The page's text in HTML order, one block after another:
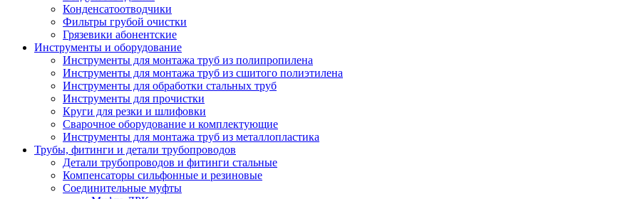
Конденсатоотводчики
Фильтры грубой очистки
Грязевики абонентские
Инструменты и оборудование
Инструменты для монтажа труб из полипропилена
Инструменты для монтажа труб из сшитого полиэтилена
Инструменты для обработки стальных труб
Инструменты для прочистки
Круги для резки и шлифовки
Сварочное оборудование и комплектующие
Инструменты для монтажа труб из металлопластика
Трубы, фитинги и детали трубопроводов
Детали трубопроводов и фитинги стальные
Компенсаторы сильфонные и резиновые
Соединительные муфты